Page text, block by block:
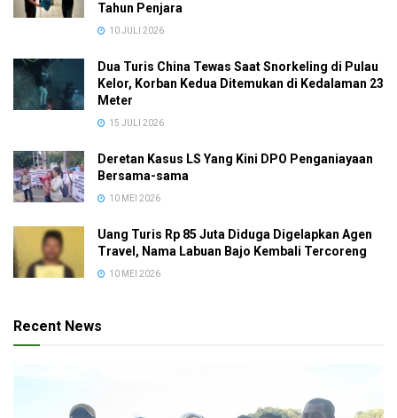
Tahun Penjara
10 JULI 2026
Dua Turis China Tewas Saat Snorkeling di Pulau
Kelor, Korban Kedua Ditemukan di Kedalaman 23
Meter
15 JULI 2026
Deretan Kasus LS Yang Kini DPO Penganiayaan
Bersama-sama
10 MEI 2026
Uang Turis Rp 85 Juta Diduga Digelapkan Agen
Travel, Nama Labuan Bajo Kembali Tercoreng
10 MEI 2026
Recent News